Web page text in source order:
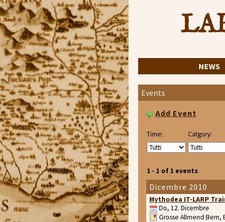
NEWS
Events
Add Event
Time: Catgory:
1 - 1 of 1 events
Dicembre 2010
Mythodea IT-LARP
Do, 12. Dicembre
Grosse Allmend